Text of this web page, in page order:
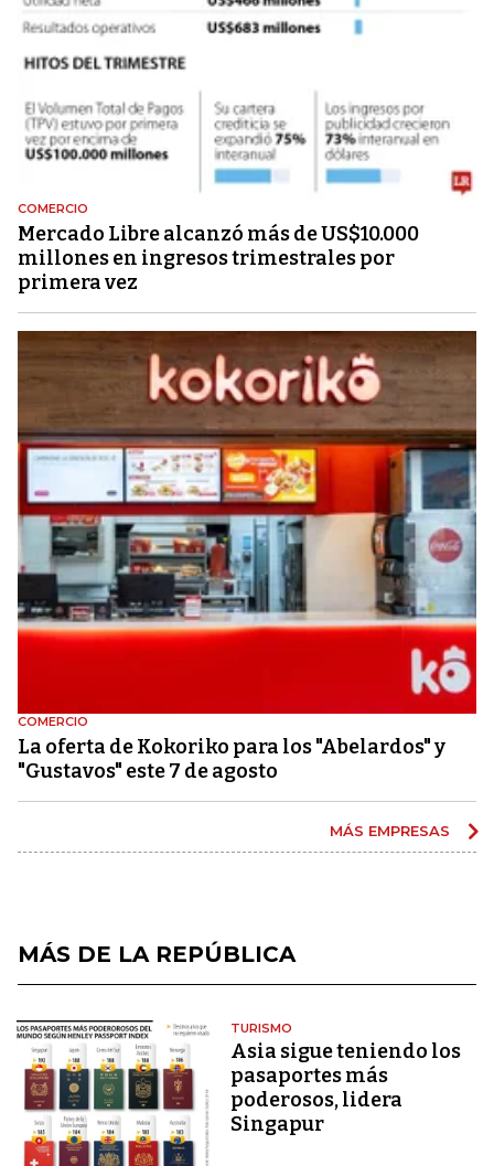
COMERCIO
Mercado Libre alcanzó más de US$10.000
millones en ingresos trimestrales por
primera vez
COMERCIO
La oferta de Kokoriko para los "Abelardos" y
"Gustavos" este 7 de agosto
MÁS EMPRESAS
MÁS DE LA REPÚBLICA
TURISMO
Asia sigue teniendo los
pasaportes más
poderosos, lidera
Singapur